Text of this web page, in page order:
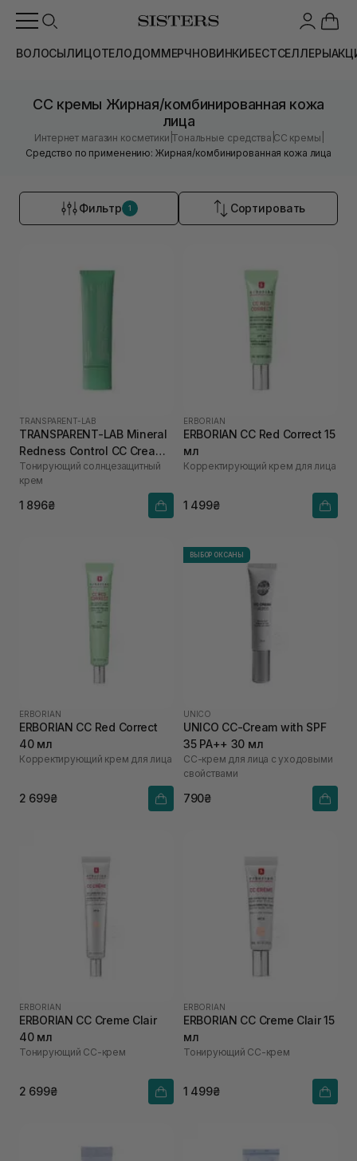
ВОЛОСЫЛИЦОТЕЛОДОММЕРЧНОВИНКИБЕСТСЕЛЛЕРЫ
CC кремы Жирная/комбинированная кожа
лица
Интернет магазин косметики |Тональные средства |CC кремы
Средство по применению: Жирная/комбинированная кожа лица
Фильтр 1 Сортировать
TRANSPARENT-LAB
TRANSPARENT-LAB Mineral
Redness Control CC Cream
SPF50 45 мл
Тонирующий солнцезащитный
крем
1 896₴
ERBORIAN
ERBORIAN CC Red Correct 15
мл
Корректирующий крем для лица
1 499₴
ERBORIAN
ERBORIAN CC Red Correct
40 мл
Корректирующий крем для лица
2 699₴
ВЫБОР ОКСАНЫ
UNICO
UNICO CC-Cream with SPF
35 PA++ 30 мл
СС-крем для лица с уходовыми
свойствами
790₴
ERBORIAN
ERBORIAN CC Creme Clair
40 мл
Тонирующий СС-крем
2 699₴
ERBORIAN
ERBORIAN CC Creme Clair 15
мл
Тонирующий СС-крем
1 499₴